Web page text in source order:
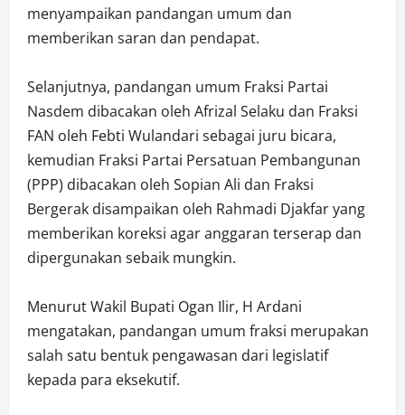
menyampaikan pandangan umum dan
memberikan saran dan pendapat.
Selanjutnya, pandangan umum Fraksi Partai
Nasdem dibacakan oleh Afrizal Selaku dan Fraksi
FAN oleh Febti Wulandari sebagai juru bicara,
kemudian Fraksi Partai Persatuan Pembangunan
(PPP) dibacakan oleh Sopian Ali dan Fraksi
Bergerak disampaikan oleh Rahmadi Djakfar yang
memberikan koreksi agar anggaran terserap dan
dipergunakan sebaik mungkin.
Menurut Wakil Bupati Ogan Ilir, H Ardani
mengatakan, pandangan umum fraksi merupakan
salah satu bentuk pengawasan dari legislatif
kepada para eksekutif.